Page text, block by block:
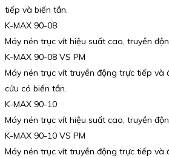
tiếp và biến tần.
K-MAX 90-08
Máy nén trục vít hiệu suất cao, truyền
K-MAX 90-08 VS PM
Máy nén trục vít truyền động trực tiếp và
cửu có biến tần.
K-MAX 90-10
Máy nén trục vít hiệu suất cao, truyền
K-MAX 90-10 VS PM
Máy nén trục vít truyền động trực tiếp và